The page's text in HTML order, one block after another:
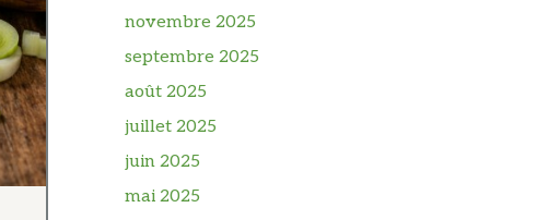
novembre 2025
septembre 2025
août 2025
juillet 2025
juin 2025
mai 2025